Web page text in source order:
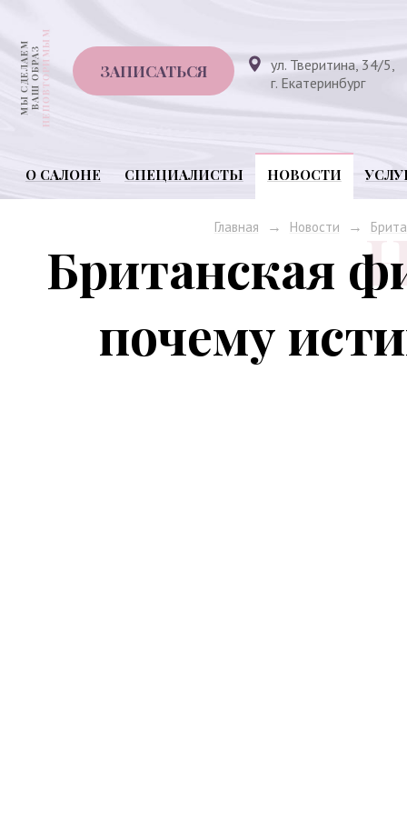
ЗАПИСАТЬСЯ
ул. Тверитина, 34/5,
г. Екатеринбург
О САЛОНЕ СПЕЦИАЛИСТЫ НОВОСТИ
Главная → Новости →
Британская
почему